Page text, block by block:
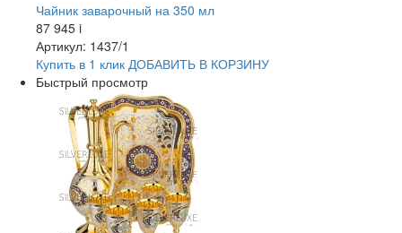
Чайник заварочный на 350 мл
87 945 i
Артикул: 1437/1
Купить в 1 клик ДОБАВИТЬ В КОРЗИНУ
Быстрый просмотр